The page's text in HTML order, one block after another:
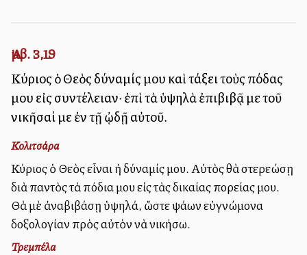
Ἀμβ. 3,19
Κύριος ὁ Θεὸς δύναμίς μου καὶ τάξει τοὺς πόδας
μου εἰς συντέλειαν· ἐπὶ τὰ ὑψηλὰ ἐπιβιβᾷ με τοῦ
νικῆσαί με ἐν τῇ ᾠδῇ αὐτοῦ.
Κολιτσάρα
Κύριος ὁ Θεὸς εἶναι ἡ δύναμίς μου. Αὐτὸς θὰ στερεώσῃ
διὰ παντὸς τὰ πόδια μου εἰς τὰς δικαίας πορείας μου.
Θὰ μὲ ἀναβιβάσῃ ὑψηλά, ὥστε ψάλλων εὐγνώμονα
δοξολογίαν πρὸς αὐτὸν νὰ νικήσω.
Τρεμπέλα